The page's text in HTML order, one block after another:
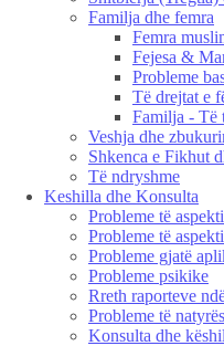
Familja dhe femra
Femra
Fejesa &
Probleme
Të drejtat e
Familja - Të
Veshja dhe
Shkenca e Fikhut
Të ndryshme
Keshilla dhe Konsulta
Probleme të
Probleme të
Probleme gjatë
Probleme psikike
Rreth raporteve
Probleme të
Konsulta dhe